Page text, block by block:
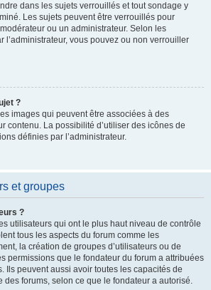
dans les sujets verrouillés et tout sondage y
Les sujets peuvent être verrouillés pour
ou un administrateur. Selon les
l’administrateur, vous pouvez ou non verrouiller
?
images qui peuvent être associées à des
contenu. La possibilité d’utiliser des icônes de
définies par l’administrateur.
et groupes
?
utilisateurs qui ont le plus haut niveau de contrôle
tous les aspects du forum comme les
la création de groupes d’utilisateurs ou de
permissions que le fondateur du forum a attribuées
Ils peuvent aussi avoir toutes les capacités de
des forums, selon ce que le fondateur a autorisé.